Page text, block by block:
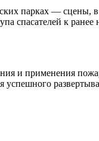
парках — сцены,
спасателей к
и применения
успешного